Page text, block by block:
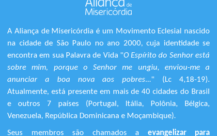
A Aliança de Misericórdia é um Movimento Eclesial nascido
na cidade de São Paulo no ano 2000, cuja identidade se
encontra em sua Palavra de Vida "O Espírito do Senhor está
sobre mim, porque o Senhor me ungiu, enviou-me a
anunciar a boa nova aos pobres..." (Lc 4,18-19).
Atualmente, está presente em mais de 40 cidades do Brasil
e outros 7 países (Portugal, Itália, Polônia, Bélgica,
Venezuela, República Dominicana e Moçambique).
Seus membros são chamados a evangelizar para